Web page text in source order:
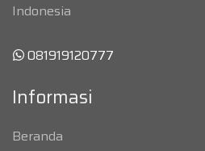
Indonesia
081919120777
Informasi
Beranda